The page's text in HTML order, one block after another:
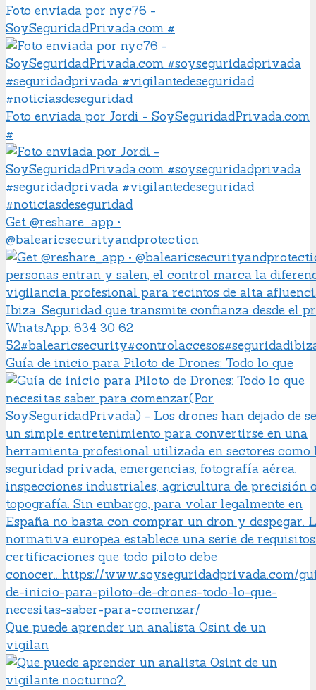
Foto enviada por nyc76 -
SoySeguridadPrivada.com #
Foto enviada por Jordi - SoySeguridadPrivada.com
#
Get @reshare_app •
@balearicsecurityandprotection
Guía de inicio para Piloto de Drones: Todo lo que
Que puede aprender un analista Osint de un
vigilan